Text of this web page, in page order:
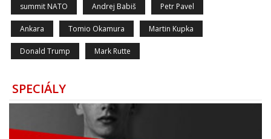
summit NATO Andrej Babiš Petr Pavel
Ankara Tomio Okamura Martin Kupka
Donald Trump Mark Rutte
SPECIÁLY